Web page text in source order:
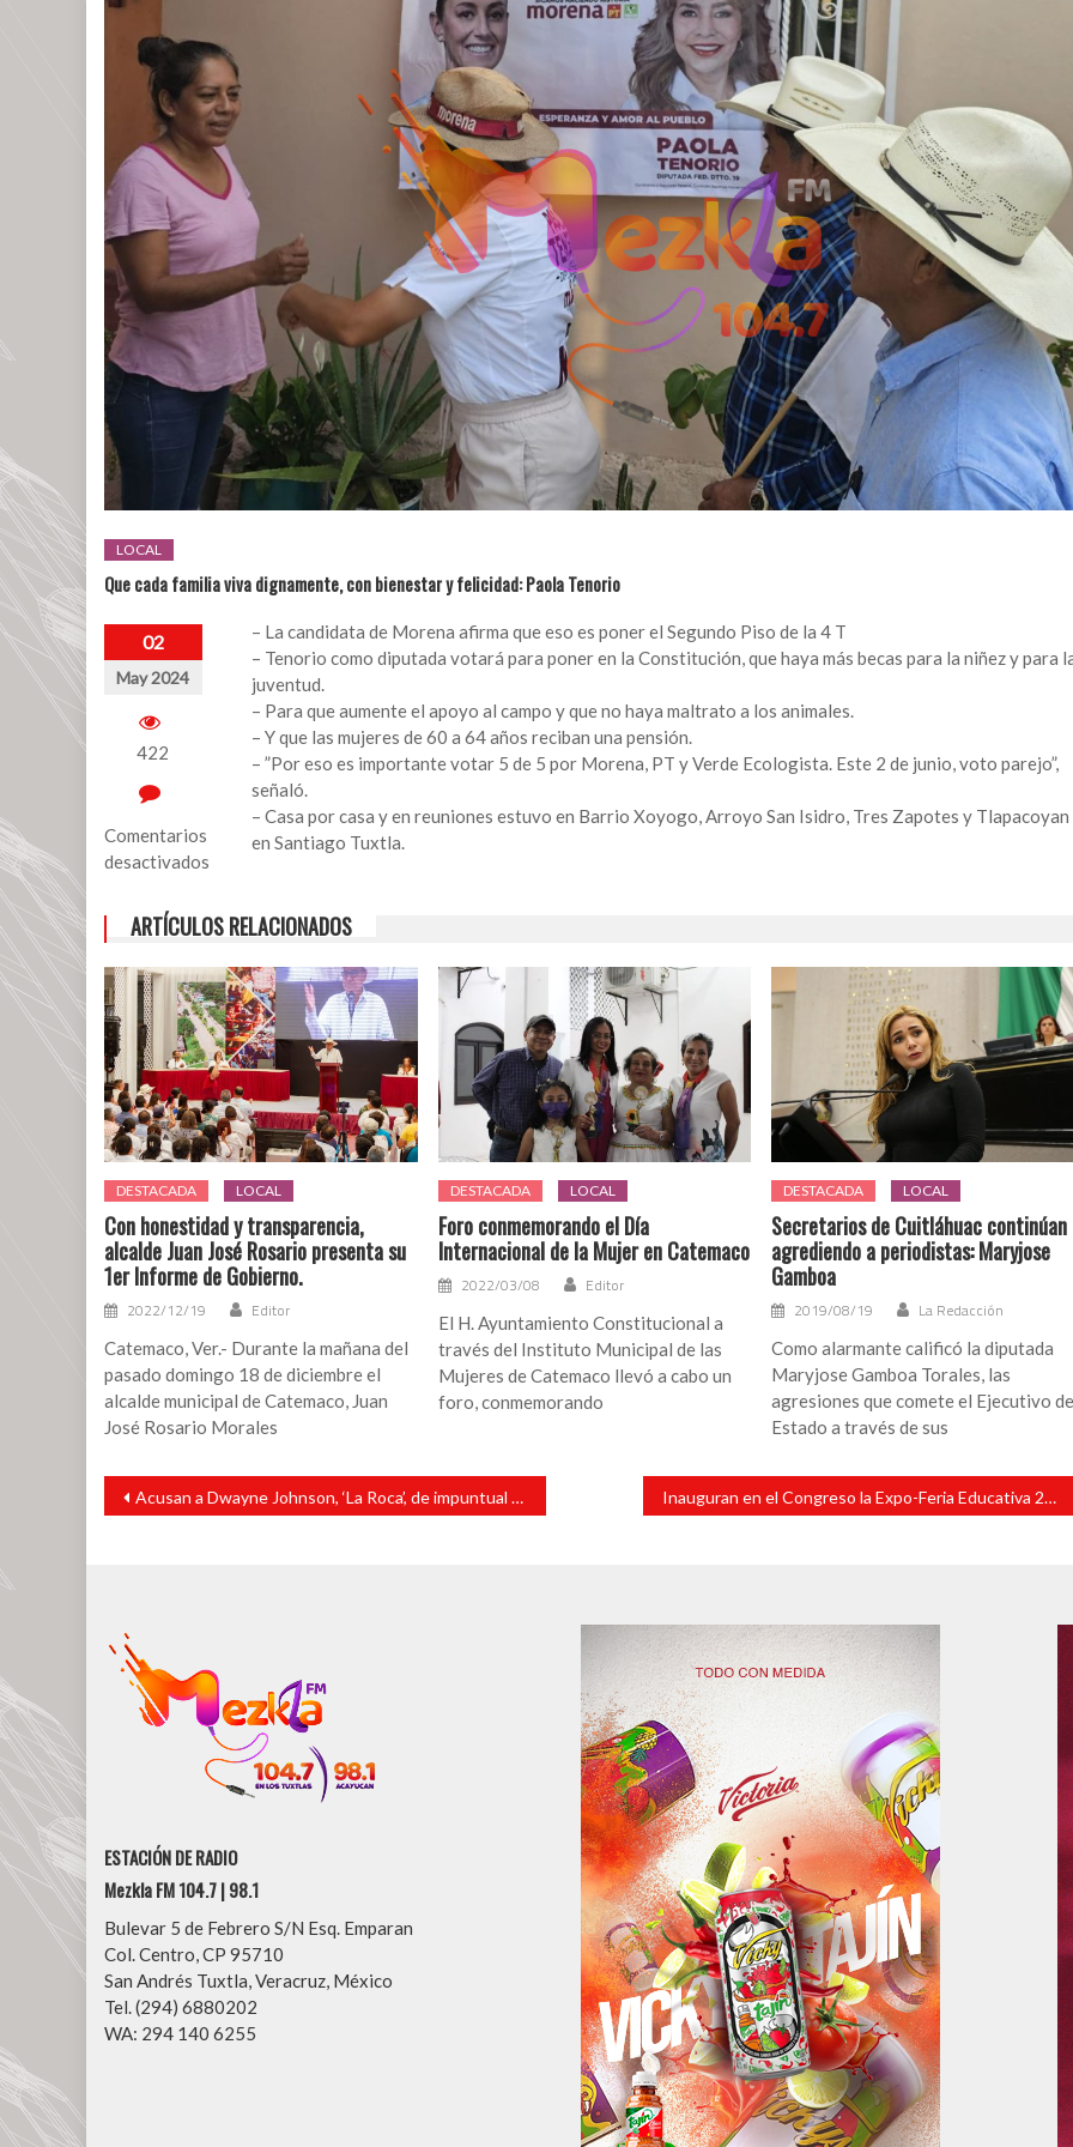
LOCAL
Que cada familia viva dignamente, con bienestar y felicidad: Paola Tenorio
02
May 2024
422
Comentarios
desactivados
Que
familia
viva
dignamente,
con
bienestar
y
felicidad:
Paola
Tenorio
– La candidata de Morena afirma que eso es poner el Segundo Piso de la 4 T
– ⁠Tenorio como diputada votará para poner en la Constitución, que haya más becas para la niñez y para
juventud.
– Para que aumente el apoyo al campo y que no haya maltrato a los animales.
– ⁠Y que las mujeres de 60 a 64 años reciban una pensión.
– ⁠”Por eso es importante votar 5 de 5 por Morena, PT y Verde Ecologista. Este 2 de junio, voto parejo”,
señaló.
– ⁠Casa por casa y en reuniones estuvo en Barrio Xoyogo, Arroyo San Isidro, Tres Zapotes y Tlapacoyan
en Santiago Tuxtla.
ARTÍCULOS RELACIONADOS
DESTACADA LOCAL
Con honestidad y transparencia,
alcalde Juan José Rosario presenta su
1er Informe de Gobierno.
2022/12/19 Editor
Catemaco, Ver.- Durante la mañana del
pasado domingo 18 de diciembre el
alcalde municipal de Catemaco, Juan
José Rosario Morales
DESTACADA LOCAL
Foro conmemorando el Día
Internacional de la Mujer en Catemaco
2022/03/08 Editor
El H. Ayuntamiento Constitucional a
través del Instituto Municipal de las
Mujeres de Catemaco llevó a cabo un
foro, conmemorando
DESTACADA LOCAL
Secretarios de Cuitláhuac continúan
agrediendo a periodistas: Maryjose
Gamboa
2019/08/19 La Redacción
Como alarmante calificó la diputada
Maryjose Gamboa Torales, las
agresiones que comete el Ejecutivo
Estado a través de sus
Navegación
entradas
Acusan a Dwayne Johnson, ‘La Roca’, de impuntual y mal comportamiento en rodaje de su nueva película Inauguran en el Congreso la Expo-Feria Educativa 2024
ESTACIÓN DE RADIO
Mezkla FM 104.7 | 98.1
Bulevar 5 de Febrero S/N Esq. Emparan
Col. Centro, CP 95710
San Andrés Tuxtla, Veracruz, México
Tel. (294) 6880202
WA: 294 140 6255